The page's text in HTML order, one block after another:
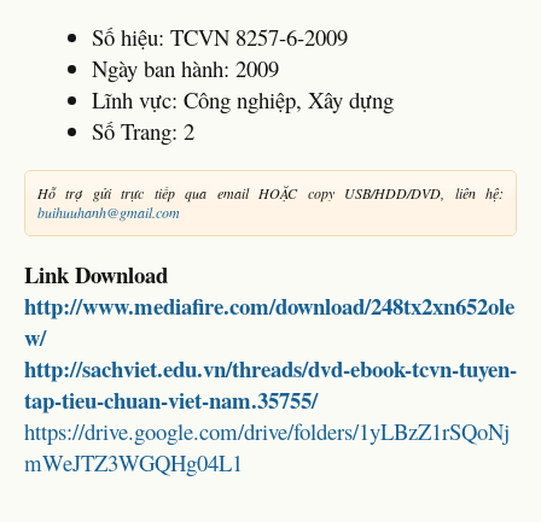
Số hiệu: TCVN 8257-6-2009
Ngày ban hành: 2009
Lĩnh vực: Công nghiệp, Xây dựng
Số Trang: 2
Hỗ trợ gửi trực tiếp qua email HOẶC copy USB/HDD/DVD, liên hệ:
buihuuhanh@gmail.com
Link Download
http://www.mediafire.com/download/248tx2xn652ole
w/
http://sachviet.edu.vn/threads/dvd-ebook-tcvn-tuyen-
tap-tieu-chuan-viet-nam.35755/
https://drive.google.com/drive/folders/1yLBzZ1rSQoNj
mWeJTZ3WGQHg04L1